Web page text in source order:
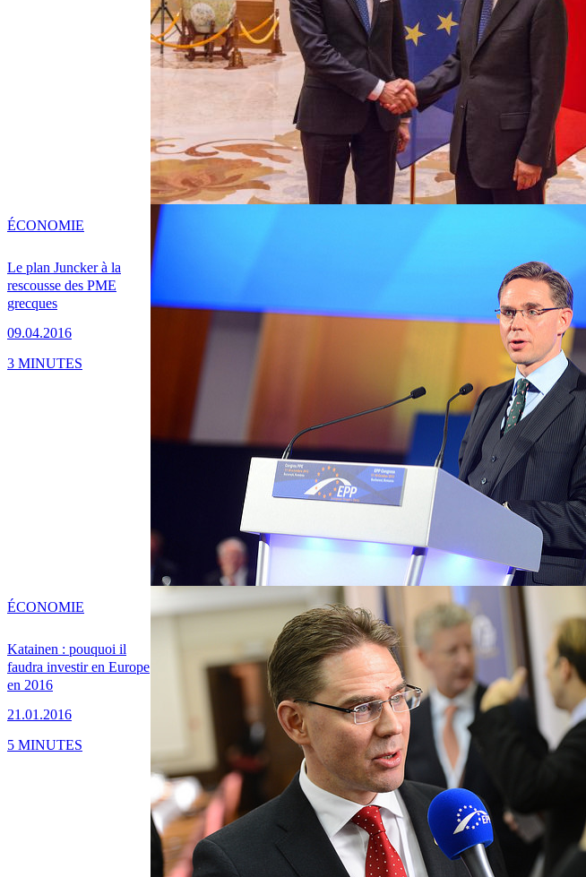
Le plan Juncker à la
rescousse des PME
grecques
09.04.2016
ÉCONOMIE
3 MINUTES
Katainen : pouquoi il
faudra investir en Europe
en 2016
21.01.2016
ÉCONOMIE
5 MINUTES